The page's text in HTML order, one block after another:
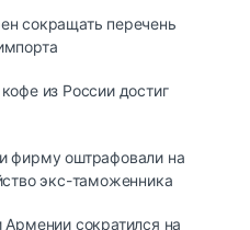
сокращать перечень
из России достиг
фирму оштрафовали на
экс-таможенника
Армении сократился на